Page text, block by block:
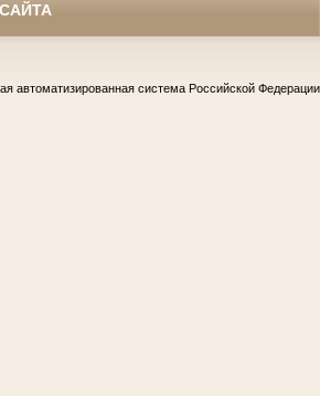
автоматизированная система Российской